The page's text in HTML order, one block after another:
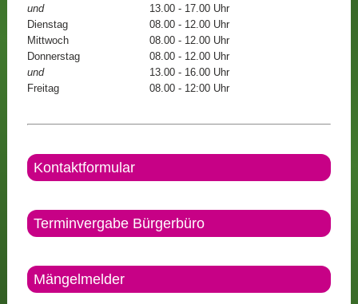
und
13.00 - 17.00 Uhr
Dienstag
08.00 - 12.00 Uhr
Mittwoch
08.00 - 12.00 Uhr
Donnerstag
08.00 - 12.00 Uhr
und
13.00 - 16.00 Uhr
Freitag
08.00 - 12:00 Uhr
Kontaktformular
Terminvergabe Bürgerbüro
Mängelmelder